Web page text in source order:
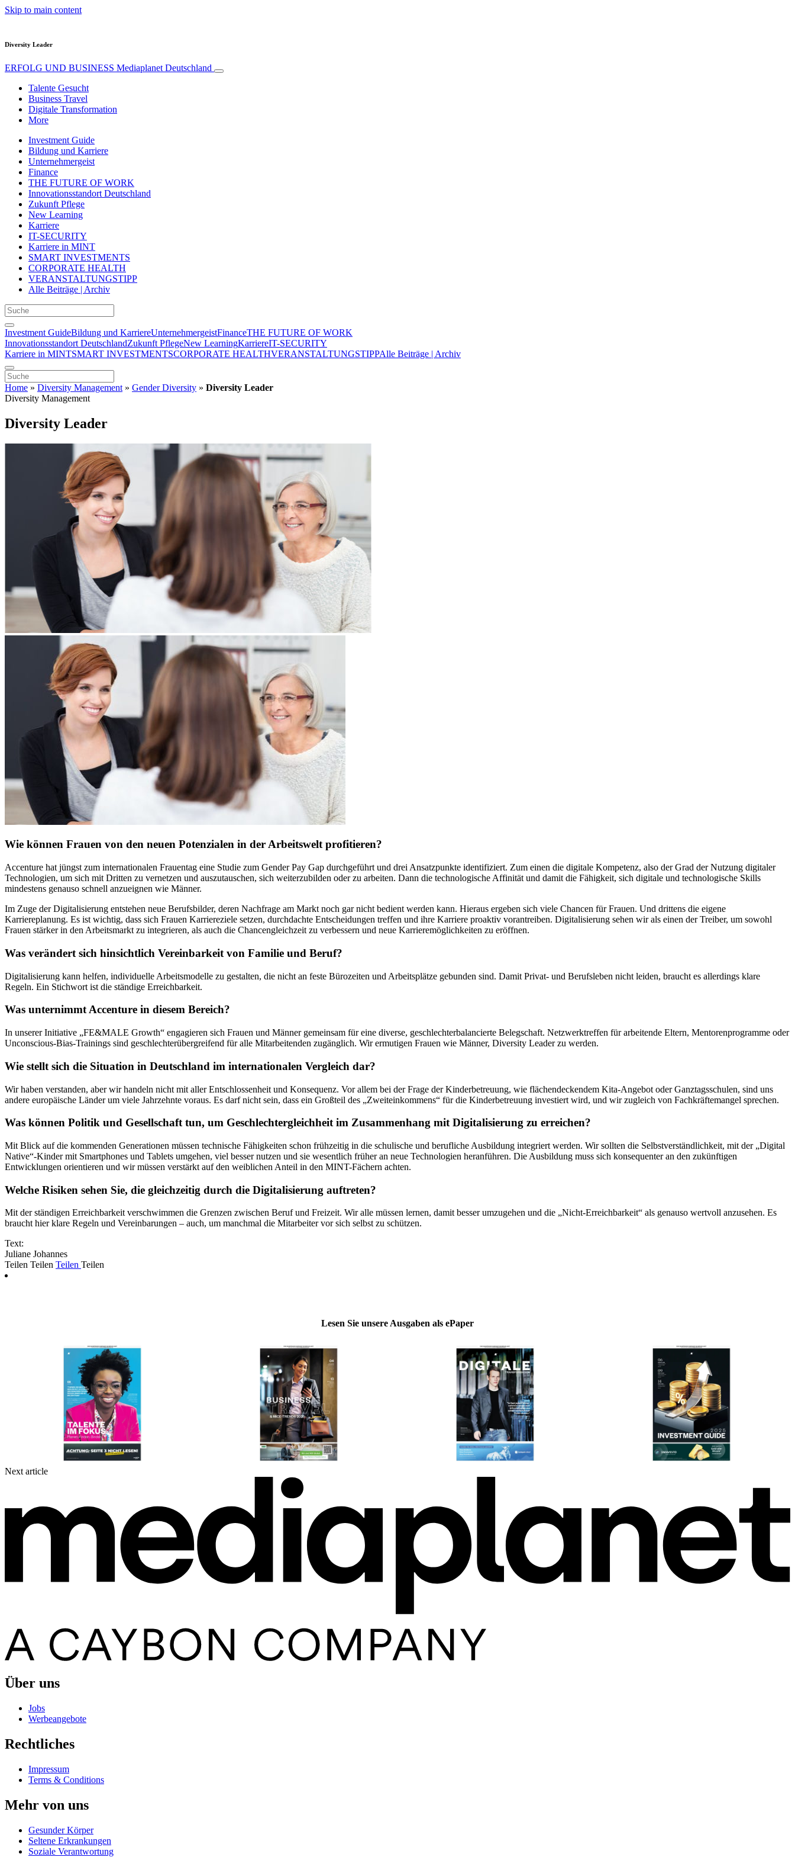
Skip to main content
Diversity Leader
ERFOLG UND BUSINESS Mediaplanet Deutschland
Talente Gesucht
Business Travel
Digitale Transformation
More
Investment Guide
Bildung und Karriere
Unternehmergeist
Finance
THE FUTURE OF WORK
Innovationsstandort Deutschland
Zukunft Pflege
New Learning
Karriere
IT-SECURITY
Karriere in MINT
SMART INVESTMENTS
CORPORATE HEALTH
VERANSTALTUNGSTIPP
Alle Beiträge | Archiv
Investment GuideBildung und KarriereUnternehmergeistFinanceTHE FUTURE OF WORK
Innovationsstandort DeutschlandZukunft PflegeNew LearningKarriereIT-SECURITY
Karriere in MINTSMART INVESTMENTSCORPORATE HEALTHVERANSTALTUNGSTIPPAlle Beiträge | Archiv
Home » Diversity Management » Gender Diversity » Diversity Leader
Diversity Management
Diversity Leader
Wie können Frauen von den neuen Potenzialen in der Arbeitswelt profitieren?
Accenture hat jüngst zum internationalen Frauentag eine Studie zum Gender Pay Gap durchgeführt und drei Ansatzpunkte identifiziert. Zum einen die digitale Kompetenz, also der Grad der Nutzung digitaler
Technologien, um sich mit Dritten zu vernetzen und auszutauschen, sich weiterzubilden oder zu arbeiten. Dann die technologische Affinität und damit die Fähigkeit, sich digitale und technologische Skills
mindestens genauso schnell anzueignen wie Männer.
Im Zuge der Digitalisierung entstehen neue Berufsbilder, deren Nachfrage am Markt noch gar nicht bedient werden kann. Hieraus ergeben sich viele Chancen für Frauen. Und drittens die eigene
Karriereplanung. Es ist wichtig, dass sich Frauen Karriereziele setzen, durchdachte Entscheidungen treffen und ihre Karriere proaktiv vorantreiben. Digitalisierung sehen wir als einen der Treiber, um sowohl
Frauen stärker in den Arbeitsmarkt zu integrieren, als auch die Chancengleichzeit zu verbessern und neue Karrieremöglichkeiten zu eröffnen.
Was verändert sich hinsichtlich Vereinbarkeit von Familie und Beruf?
Digitalisierung kann helfen, individuelle Arbeitsmodelle zu gestalten, die nicht an feste Bürozeiten und Arbeitsplätze gebunden sind. Damit Privat- und Berufsleben nicht leiden, braucht es allerdings klare
Regeln. Ein Stichwort ist die ständige Erreichbarkeit.
Was unternimmt Accenture in diesem Bereich?
In unserer Initiative „FE&MALE Growth“ engagieren sich Frauen und Männer gemeinsam für eine diverse, geschlechterbalancierte Belegschaft. Netzwerktreffen für arbeitende Eltern, Mentorenprogramme oder
Unconscious-Bias-Trainings sind geschlechterübergreifend für alle Mitarbeitenden zugänglich. Wir ermutigen Frauen wie Männer, Diversity Leader zu werden.
Wie stellt sich die Situation in Deutschland im internationalen Vergleich dar?
Wir haben verstanden, aber wir handeln nicht mit aller Entschlossenheit und Konsequenz. Vor allem bei der Frage der Kinderbetreuung, wie flächendeckendem Kita-Angebot oder Ganztagsschulen, sind uns
andere europäische Länder um viele Jahrzehnte voraus. Es darf nicht sein, dass ein Großteil des „Zweiteinkommens“ für die Kinderbetreuung investiert wird, und wir zugleich von Fachkräftemangel sprechen.
Was können Politik und Gesellschaft tun, um Geschlechtergleichheit im Zusammenhang mit Digitalisierung zu erreichen?
Mit Blick auf die kommenden Generationen müssen technische Fähigkeiten schon frühzeitig in die schulische und berufliche Ausbildung integriert werden. Wir sollten die Selbstverständlichkeit, mit der „Digital
Native“-Kinder mit Smartphones und Tablets umgehen, viel besser nutzen und sie wesentlich früher an neue Technologien heranführen. Die Ausbildung muss sich konsequenter an den zukünftigen
Entwicklungen orientieren und wir müssen verstärkt auf den weiblichen Anteil in den MINT-Fächern achten.
Welche Risiken sehen Sie, die gleichzeitig durch die Digitalisierung auftreten?
Mit der ständigen Erreichbarkeit verschwimmen die Grenzen zwischen Beruf und Freizeit. Wir alle müssen lernen, damit besser umzugehen und die „Nicht-Erreichbarkeit“ als genauso wertvoll anzusehen. Es
braucht hier klare Regeln und Vereinbarungen – auch, um manchmal die Mitarbeiter vor sich selbst zu schützen.
Text:
Juliane Johannes
Teilen Teilen Teilen Teilen
Lesen Sie unsere Ausgaben als ePaper
Next article
Über uns
Jobs
Werbeangebote
Rechtliches
Impressum
Terms & Conditions
Mehr von uns
Gesunder Körper
Seltene Erkrankungen
Soziale Verantwortung